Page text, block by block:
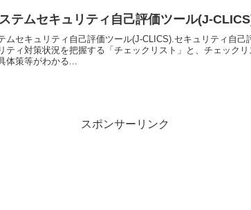
テムセキュリティ自己評価ツール(J-
ムセキュリティ自己評価ツール(J-CLICS).セキュリティ自己
ティ対策状況を把握する「チェックリスト」と、チェック
体策等がわかる...
スポンサーリンク